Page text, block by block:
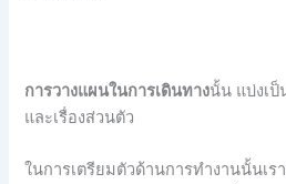
การวางแผนในการเดินทางนั้น แบ่งเป็
และเรื่องส่วนตัว
ในการเตรียมตัวด้านการทำงานนั้นเ